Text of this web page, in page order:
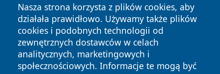
Nasza strona korzysta z plików cookies, aby
działała prawidłowo. Używamy także plików
cookies i podobnych technologii od
zewnętrznych dostawców w celach
analitycznych, marketingowych i
społecznościowych. Informacje te mogą być
Copyright © 2026 wrotachorzowa.pl Wszystkie prawa
zastrzeżone.